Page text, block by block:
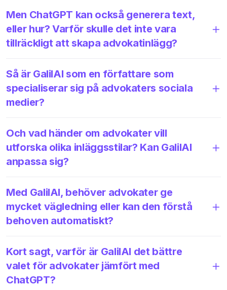
Men ChatGPT kan också generera text,
eller hur? Varför skulle det inte vara
tillräckligt att skapa advokatinlägg?
Så är GalilAI som en författare som
specialiserar sig på advokaters sociala
medier?
Och vad händer om advokater vill
utforska olika inläggsstilar? Kan GalilAI
anpassa sig?
Med GalilAI, behöver advokater ge
mycket vägledning eller kan den förstå
behoven automatiskt?
Kort sagt, varför är GalilAI det bättre
valet för advokater jämfört med
ChatGPT?